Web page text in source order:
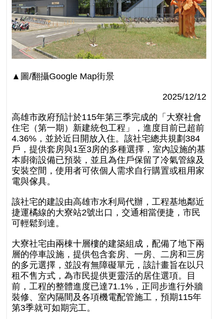
▲圖/翻攝Google Map街景
2025/12/12
高雄市政府預計於115年第三季完成的「大寮社會
住宅（第一期）新建統包工程」，進度目前已超前
4.36%，並於近日 開放入住。該社宅總共規劃384
戶，提供套房與1至3房的多種選擇，室內設施的基
本廚衛設備已預裝，並且為住戶保留了冷氣管線及
安裝空間，使用者可依個人需求自行購置或租用家
電與傢具。
該社宅的建設由高雄市水利局代辦，工程基地鄰近
捷運橘線的大寮站2號出口，交通相當便捷，市民
可輕鬆到達。
大寮社宅由兩棟十層樓的建築組成，配備了地下兩
層的停車設施，提供包含套房、一房、二房和三房
的多元選擇，並設有無障礙單元，該計畫旨在以只
租不售方式，為市民提供更靈活的居住選項。目
前，工程的整體進度已達71.1%，正同步進行外牆
裝修、室內隔間及各項機電配管施工，預期115年
第3季就可如期完工。